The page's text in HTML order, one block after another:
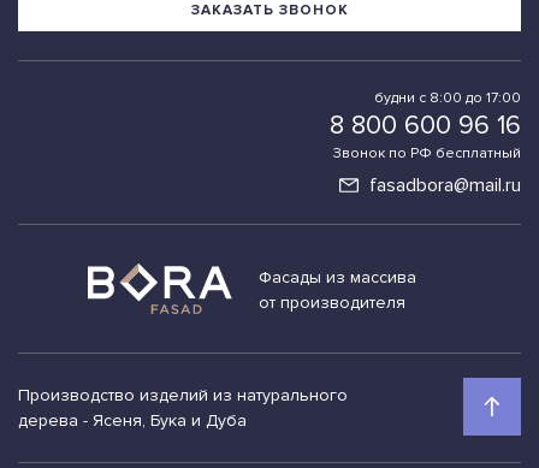
Фасады из массива
от производителя
Производство изделий из натурального
дерева - Ясеня, Бука и Дуба
будни с 8:00 до 17:00
8 800 600 96 16
Звонок по РФ бесплатный
ЗАКАЗАТЬ ЗВОНОК
fasadbora@mail.ru